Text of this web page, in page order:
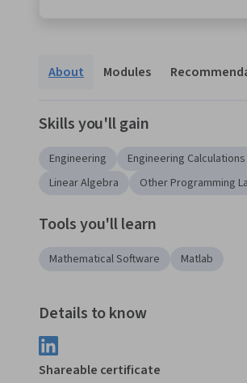
About Modules
Skills you'll gain
Engineering Engineering Calculations
Linear Algebra
Other Programming
Tools you'll learn
Mathematical Software Matlab
Details to know
Shareable certificate